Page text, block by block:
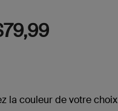
la couleur de votre choix